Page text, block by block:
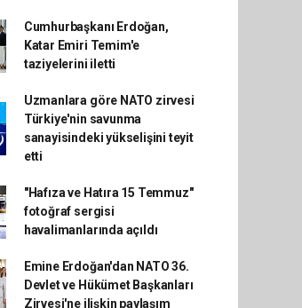
Cumhurbaşkanı Erdoğan,
Katar Emiri Temim'e
taziyelerini iletti
Uzmanlara göre NATO zirvesi
Türkiye'nin savunma
sanayisindeki yükselişini teyit
etti
"Hafıza ve Hatıra 15 Temmuz"
fotoğraf sergisi
havalimanlarında açıldı
Emine Erdoğan'dan NATO 36.
Devlet ve Hükümet Başkanları
Zirvesi'ne ilişkin paylaşım